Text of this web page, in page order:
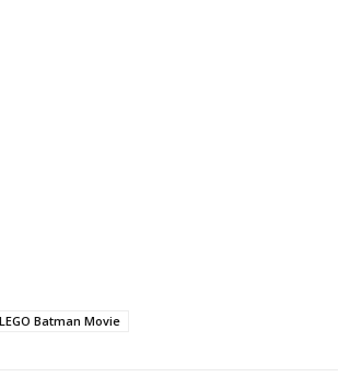
Batman Movie